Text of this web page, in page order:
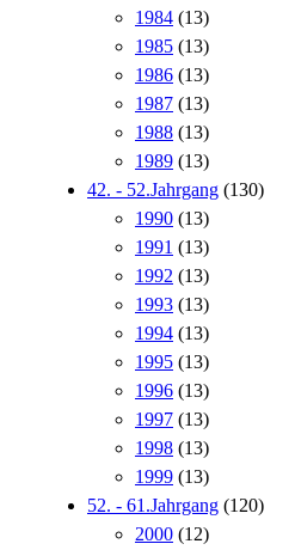
1984 (13)
1985 (13)
1986 (13)
1987 (13)
1988 (13)
1989 (13)
42. - 52.Jahrgang (130)
1990 (13)
1991 (13)
1992 (13)
1993 (13)
1994 (13)
1995 (13)
1996 (13)
1997 (13)
1998 (13)
1999 (13)
52. - 61.Jahrgang (120)
2000 (12)